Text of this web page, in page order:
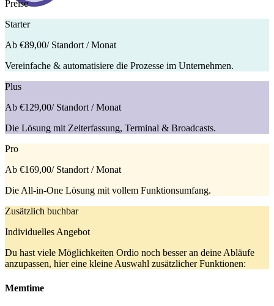
Preise
Starter
Ab €89,00/ Standort / Monat
Vereinfache & automatisiere die Prozesse im Unternehmen.
Plus
Ab €129,00/ Standort / Monat
Die Lösung mit Zeiterfassung, Terminal & Broadcasts.
Pro
Ab €169,00/ Standort / Monat
Die All-in-One Lösung mit vollem Funktionsumfang.
Zusätzlich buchbar
Individuelles Angebot
Du hast viele Möglichkeiten Ordio noch besser an deine Abläufe
anzupassen, hier eine kleine Auswahl zusätzlicher Funktionen:
Memtime